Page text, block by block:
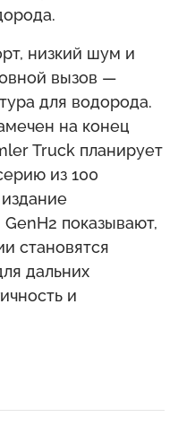
низкий шум и
вызов —
для водорода.
на конец
Truck планирует
из 100
показывают,
становятся
дальних
и